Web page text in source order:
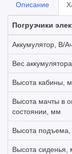
Описание
Погрузчики
Аккумулятор, В/
Вес
Высота кабины,
Высота мачты в
состоянии, мм
Высота
Высота сиденья,